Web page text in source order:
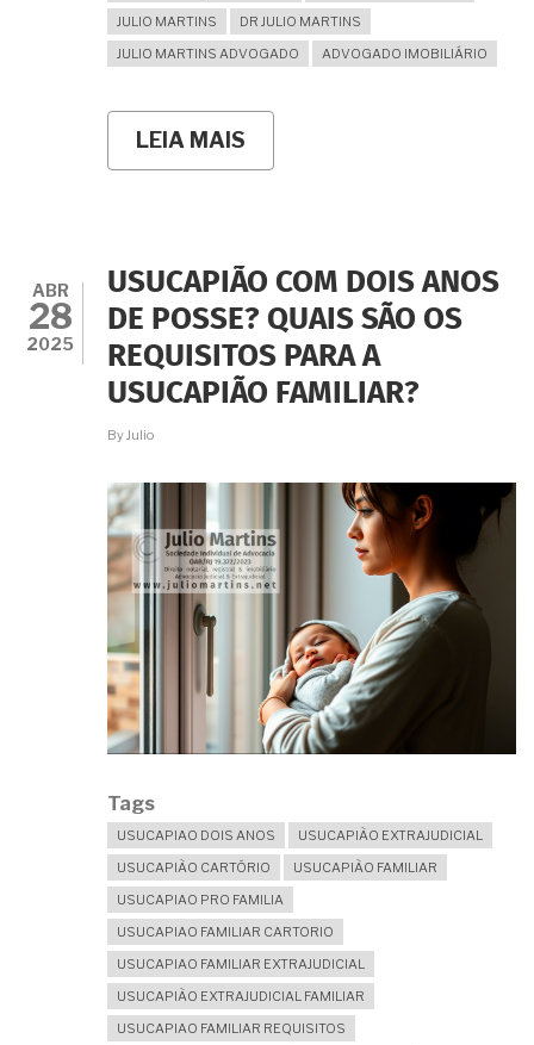
JULIO MARTINS
DR JULIO MARTINS
JULIO MARTINS ADVOGADO
ADVOGADO IMOBILIÁRIO
LEIA MAIS
OBTER
ESCRITURA.
O
ESPÓLIO
TEM
LEGITIMIDADE
PARA
ABR
28
2025
USUCAPIÃO COM DOIS ANOS
DE POSSE? QUAIS SÃO OS
REQUISITOS PARA A
USUCAPIÃO FAMILIAR?
ByJulio
Tags
USUCAPIAO DOIS ANOS
USUCAPIÃO EXTRAJUDICIAL
USUCAPIÃO CARTÓRIO
USUCAPIÃO FAMILIAR
USUCAPIAO PRO FAMILIA
USUCAPIAO FAMILIAR CARTORIO
USUCAPIAO FAMILIAR EXTRAJUDICIAL
USUCAPIÃO EXTRAJUDICIAL FAMILIAR
USUCAPIAO FAMILIAR REQUISITOS